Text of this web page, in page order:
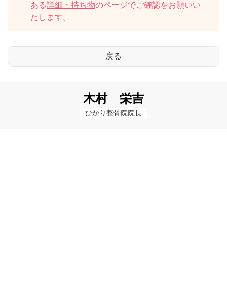
ある詳細・持ち物のページでご確認をお願いい
たします。
木村 栄吉
ひかり整骨院院長